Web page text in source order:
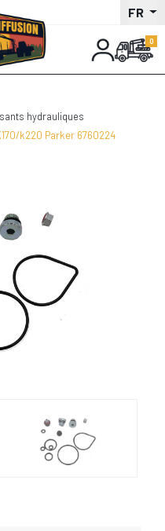
FR
hydrauliques
k220 Parker 6760224